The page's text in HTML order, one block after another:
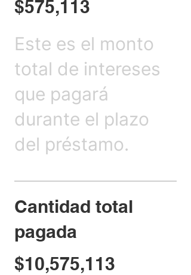
$575,113
Este es el monto
total de intereses
que pagará
durante el plazo
del préstamo.
Cantidad total
pagada
$10,575,113